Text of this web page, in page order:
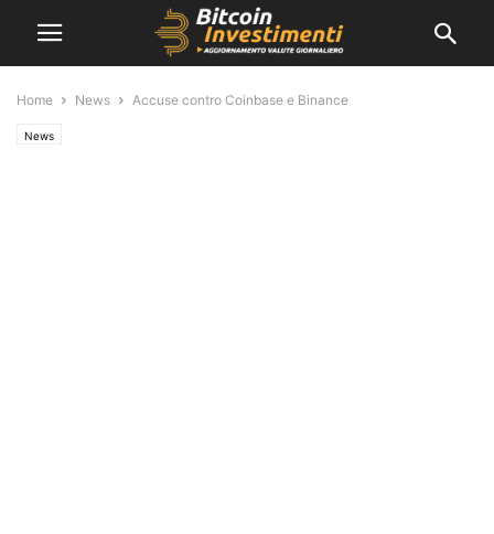
Home News Accuse contro Coinbase e Binance
News